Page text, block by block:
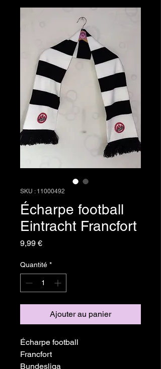
SKU : 11000492
Écharpe football
Eintracht Francfort
9,99 €Prix
Quantité *
Ajouter au panier
Écharpe football
Francfort
Bundesliga